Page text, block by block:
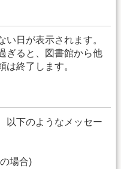
日が表示されます。
ぎると、図書館から他
は終了します。
以下のようなメッセー
場合)